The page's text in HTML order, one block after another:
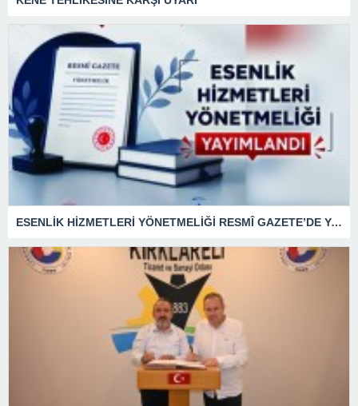
ESENLİK HİZMETLERİ YÖNETMELİĞİ RESMÎ GAZETE’DE YAYIMLANDI